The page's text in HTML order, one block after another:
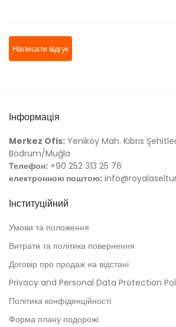
Написати відгук
Інформація
Merkez Ofis: Yeniköy Mah. Kıbrıs
Bodrum/Muğla
Телефон: +90 252 313 25 76
електронною поштою:
Інституційний
Умови та положення
Витрати та політика повернення
Договір про продаж на відстані
Privacy and Personal Data Protection
Політика конфіденційності
Форма плану подорожі